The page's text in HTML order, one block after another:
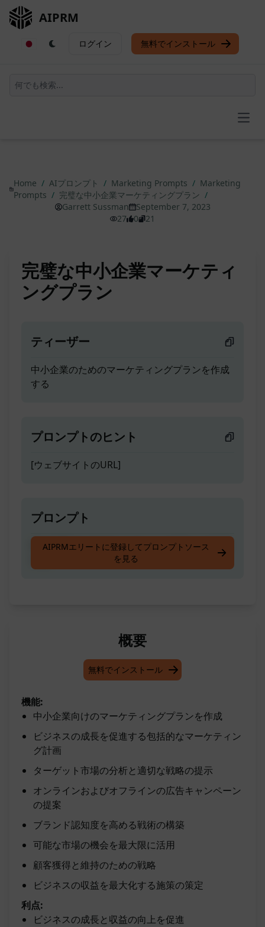
AIPRM
ログイン 無料でインストール
Home / AIプロンプト / Marketing Prompts / Marketing
Prompts / 完璧な中小企業マーケティングプラン /
Garrett Sussman
September 7, 2023
27
0 21
完璧な中小企業マーケティ
ングプラン
ティーザー
中小企業のためのマーケティングプランを作成
する
プロンプトのヒント
[ウェブサイトのURL]
プロンプト
中小企業のためのマーケティングプランを作成
AIPRMエリートに登録してプロンプトソース
を見る
概要
無料でインストール
機能:
中小企業向けのマーケティングプランを作成
ビジネスの成長を促進する包括的なマーケティン
グ計画
ターゲット市場の分析と適切な戦略の提示
オンラインおよびオフラインの広告キャンペーン
の提案
ブランド認知度を高める戦術の構築
可能な市場の機会を最大限に活用
顧客獲得と維持のための戦略
ビジネスの収益を最大化する施策の策定
利点:
ビジネスの成長と収益の向上を促進